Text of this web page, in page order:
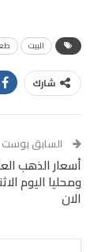
البيت
شارك
Tumblr
البريد
Digg
السابق بوست
أسعار الذهب
ومحليا اليوم
الان